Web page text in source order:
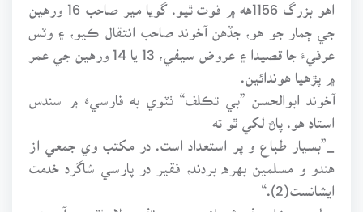
جي ڄمار جو هو، جڏهن آخوند صاحب انتقال ڪيو، ۽ وٽس
۾ پڙهيا هوندائين.
آخوند ابوالحسن ”بي تڪلف“ ٺٽوي به فارسيءَ ۾ سندس
استاد هو. پاڻ لکي ٿو ته
_”بسيار طباع و پر استعداد است. در مکتب وي جمعي از
هندو و مسلمين بهره بردند، فقير در پارسي شاگرد خدمت
ايشانست(2).“
مولوي مرزا جعفر شيرازي سير و تفريح لاءِ ٺٽي ۾ آيو هو.